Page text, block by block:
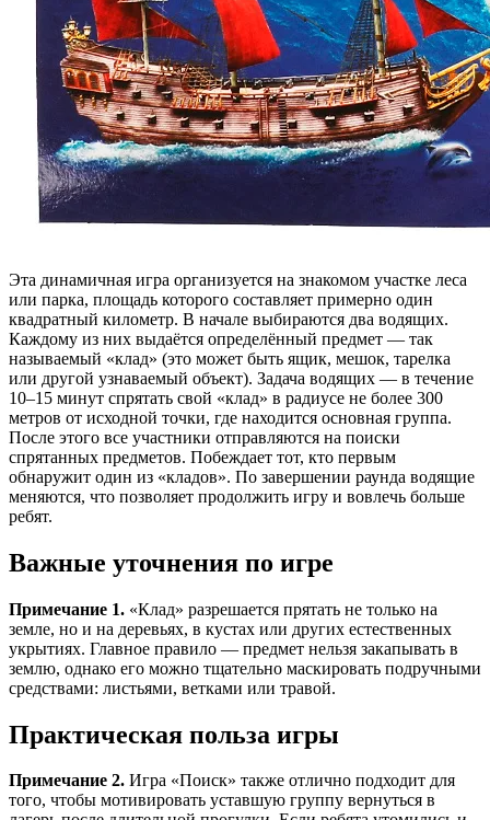
Эта динамичная игра организуется на знакомом участке леса
или парка, площадь которого составляет примерно один
квадратный километр. В начале выбираются два водящих.
Каждому из них выдаётся определённый предмет — так
называемый «клад» (это может быть ящик, мешок, тарелка
или другой узнаваемый объект). Задача водящих — в течение
10–15 минут спрятать свой «клад» в радиусе не более 300
метров от исходной точки, где находится основная группа.
После этого все участники отправляются на поиски
спрятанных предметов. Побеждает тот, кто первым
обнаружит один из «кладов». По завершении раунда водящие
меняются, что позволяет продолжить игру и вовлечь больше
ребят.
Важные уточнения по игре
Примечание 1. «Клад» разрешается прятать не только на
земле, но и на деревьях, в кустах или других естественных
укрытиях. Главное правило — предмет нельзя закапывать в
землю, однако его можно тщательно маскировать подручными
средствами: листьями, ветками или травой.
Практическая польза игры
Примечание 2. Игра «Поиск» также отлично подходит для
того, чтобы мотивировать уставшую группу вернуться в